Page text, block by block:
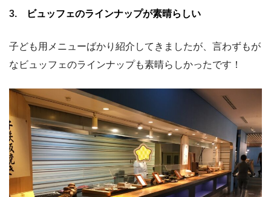
3. ビュッフェのラインナップが素晴らしい
子ども用メニューばかり紹介してきましたが、言わずもが
なビュッフェのラインナップも素晴らしかったです！